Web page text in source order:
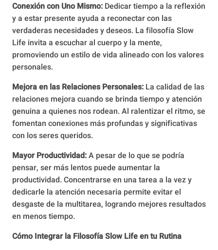
Conexión con Uno Mismo: Dedicar tiempo a la reflexión
y a estar presente ayuda a reconectar con las
verdaderas necesidades y deseos. La filosofía Slow
Life invita a escuchar al cuerpo y la mente,
promoviendo un estilo de vida alineado con los valores
personales.
Mejora en las Relaciones Personales: La calidad de las
relaciones mejora cuando se brinda tiempo y atención
genuina a quienes nos rodean. Al ralentizar el ritmo, se
fomentan conexiones más profundas y significativas
con los seres queridos.
Mayor Productividad:A pesar de lo que se podría
pensar, ser más lentos puede aumentar la
productividad. Concentrarse en una tarea a la vez y
dedicarle la atención necesaria permite evitar el
desgaste de la multitarea, logrando mejores resultados
en menos tiempo.
Cómo Integrar la Filosofía Slow Life en tu Rutina